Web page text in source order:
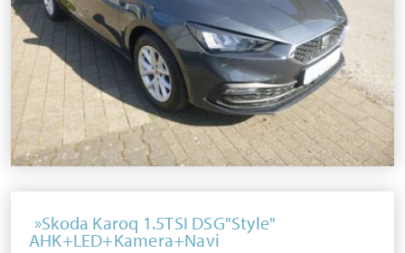
Skoda Karoq 1.5TSI DSG"Style"
AHK+LED+Kamera+Navi